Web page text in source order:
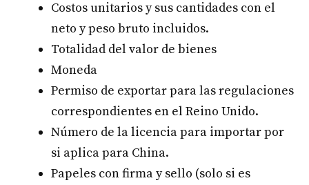
Costos unitarios y sus cantidades con el
neto y peso bruto incluidos.
Totalidad del valor de bienes
Moneda
Permiso de exportar para las regulaciones
correspondientes en el Reino Unido.
Número de la licencia para importar por
si aplica para China.
Papeles con firma y sello (solo si es